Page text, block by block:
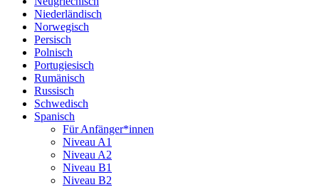
Niederländisch
Norwegisch
Persisch
Polnisch
Portugiesisch
Rumänisch
Russisch
Schwedisch
Spanisch
Für Anfänger*innen
Niveau A1
Niveau A2
Niveau B1
Niveau B2